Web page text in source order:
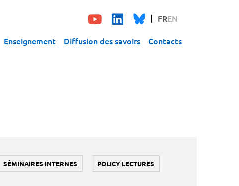
FREN
Enseignement Diffusion des savoirs Contacts
SÉMINAIRES INTERNES POLICY LECTURES